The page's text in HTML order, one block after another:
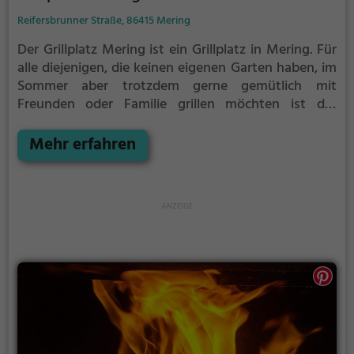
Reifersbrunner Straße, 86415 Mering
Der Grillplatz Mering ist ein Grillplatz in Mering. Für
alle diejenigen, die keinen eigenen Garten haben, im
Sommer aber trotzdem gerne gemütlich mit
Freunden oder Familie grillen möchten ist der
Grillplatzes: keine Nachbarn. Hier kann eine Feier
ruhig auch mal bis spät in die Nacht gehen und
Mehr erfahren